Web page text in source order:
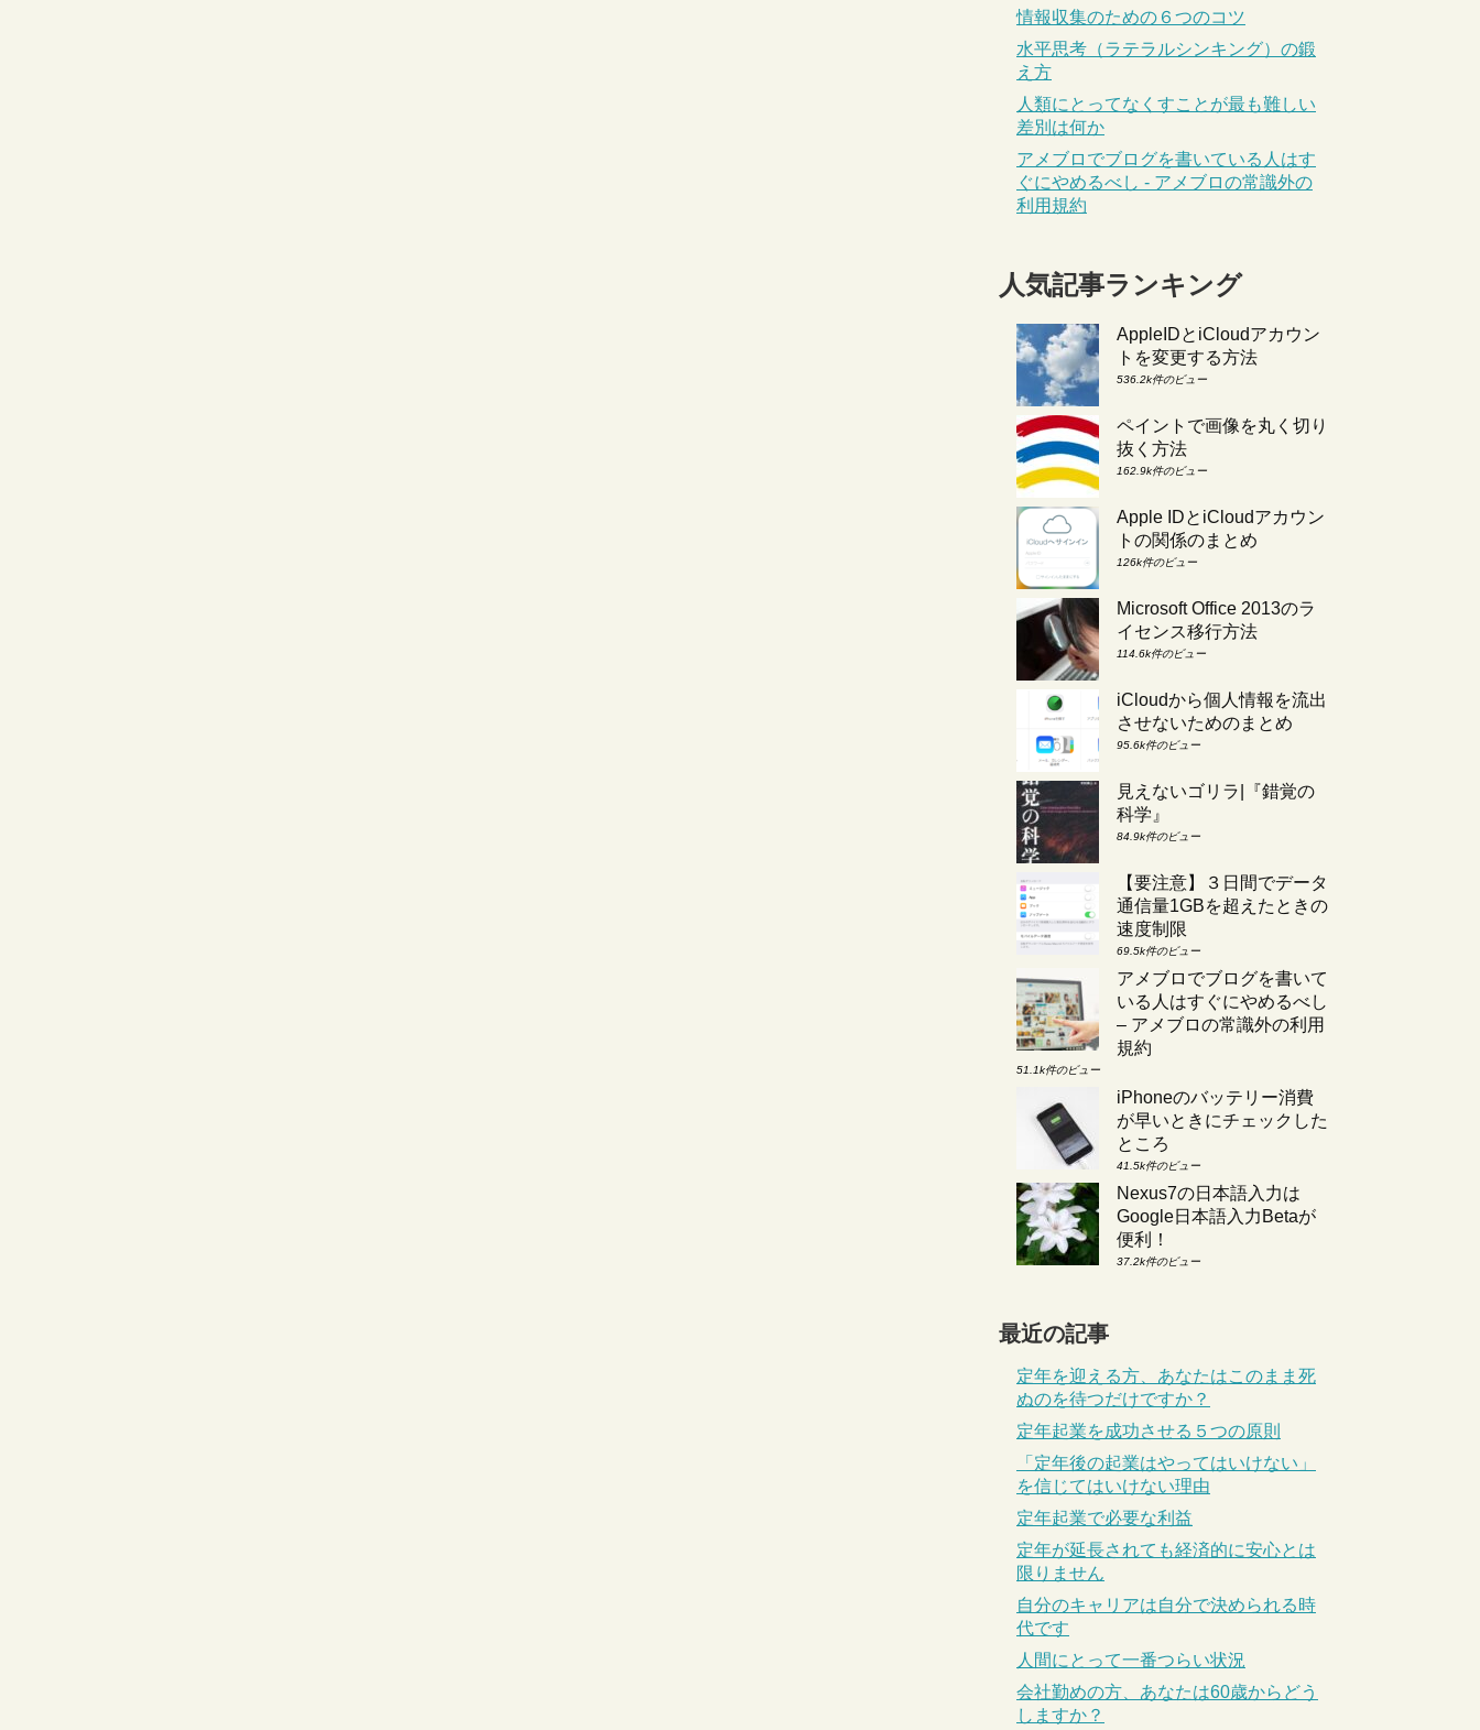
情報収集のための６つのコツ
水平思考（ラテラルシンキング）の鍛
え方
人類にとってなくすことが最も難しい
差別は何か
アメブロでブログを書いている人はす
ぐにやめるべし - アメブロの常識外の
利用規約
人気記事ランキング
AppleIDとiCloudアカウン
トを変更する方法
536.2k件のビュー
ペイントで画像を丸く切り
抜く方法
162.9k件のビュー
Apple IDとiCloudアカウン
トの関係のまとめ
126k件のビュー
Microsoft Office 2013のラ
イセンス移行方法
114.6k件のビュー
iCloudから個人情報を流出
させないためのまとめ
95.6k件のビュー
見えないゴリラ|『錯覚の
科学』
84.9k件のビュー
【要注意】３日間でデータ
通信量1GBを超えたときの
速度制限
69.5k件のビュー
アメブロでブログを書いて
いる人はすぐにやめるべし
– アメブロの常識外の利用
規約
51.1k件のビュー
iPhoneのバッテリー消費
が早いときにチェックした
ところ
41.5k件のビュー
Nexus7の日本語入力は
Google日本語入力Betaが
便利！
37.2k件のビュー
最近の記事
定年を迎える方、あなたはこのまま死
ぬのを待つだけですか？
定年起業を成功させる５つの原則
「定年後の起業はやってはいけない」
を信じてはいけない理由
定年起業で必要な利益
定年が延長されても経済的に安心とは
限りません
自分のキャリアは自分で決められる時
代です
人間にとって一番つらい状況
会社勤めの方、あなたは60歳からどう
しますか？